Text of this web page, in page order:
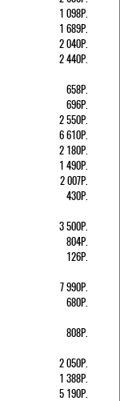
1 098Р.
1 689Р.
2 040Р.
2 440Р.
658Р.
696Р.
2 550Р.
6 610Р.
2 180Р.
1 490Р.
2 007Р.
430Р.
3 500Р.
804Р.
126Р.
7 990Р.
680Р.
808Р.
2 050Р.
1 388Р.
5 190Р.